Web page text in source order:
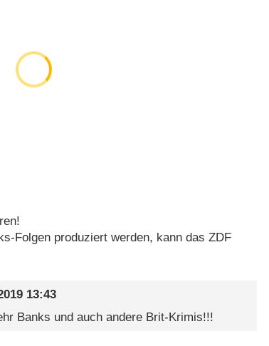
Folgen produziert werden, kann das ZDF
13:43
Banks und auch andere Brit-Krimis!!!